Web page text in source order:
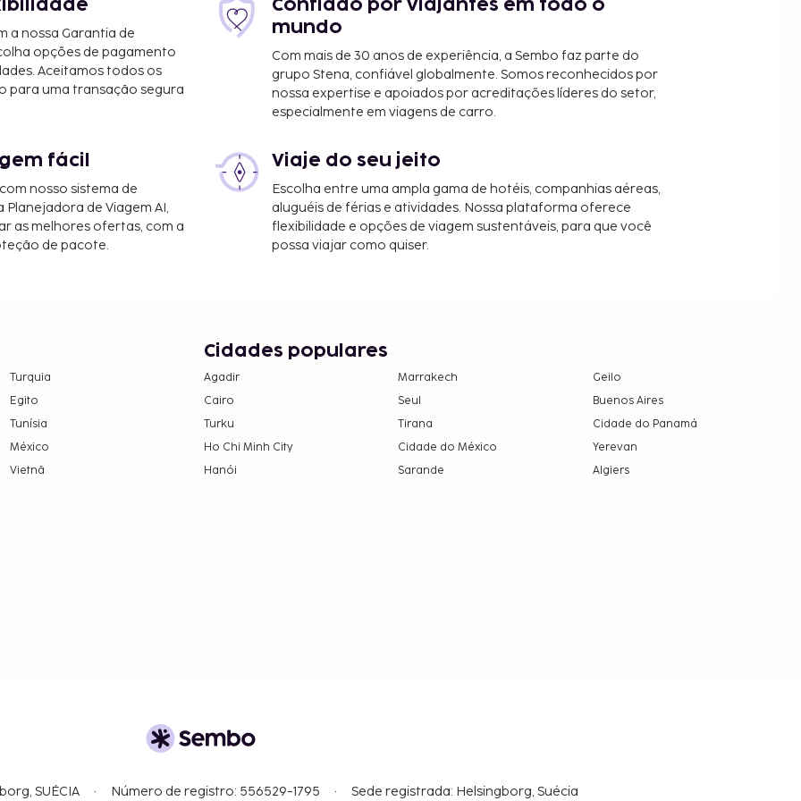
- 54,9 km/34,1 mi
- 167,6 km/104,1
121,2 mi
lazer ao seu dispor,
numerário em todas
a nossa Garantia de
opções de pagamento
Aceitamos todos os
para uma transação segura
Confiado por viajantes em todo o
mundo
Com mais de 30 anos de experiência, a Sembo faz parte do
grupo Stena, confiável globalmente. Somos reconhecidos por
nossa expertise e apoiados por acreditações líderes do setor,
especialmente em viagens de carro.
fácil
nosso sistema de
Planejadora de Viagem AI,
as melhores ofertas, com a
de pacote.
Viaje do seu jeito
Escolha entre uma ampla gama de hotéis, companhias aéreas,
aluguéis de férias e atividades. Nossa plataforma oferece
flexibilidade e opções de viagem sustentáveis, para que você
possa viajar como quiser.
Turquia
Egito
Tunísia
México
Vietnã
Cidades populares
Agadir Marrakech
Geilo
Cairo
Seul
Buenos Aires
Turku
Tirana
Cidade do Panamá
Ho Chi Minh City
Cidade do México
Yerevan
Hanói
Sarande Algiers
SUÉCIA Número de registro: 556529-1795 Sede registrada: Helsingborg, Suécia